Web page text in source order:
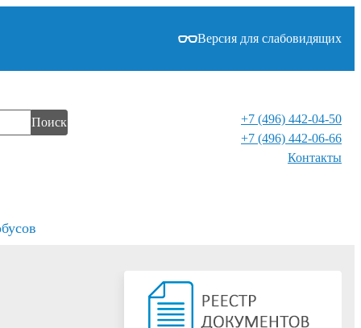
Версия для слабовидящих
Поиск
+7 (496) 442-04-50
+7 (496) 442-06-66
Контакты⁠